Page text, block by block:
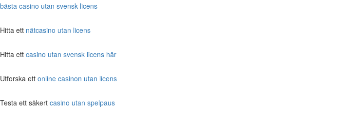
bästa casino utan svensk licens
Hitta ett nätcasino utan licens
Hitta ett casino utan svensk licens här
Utforska ett online casinon utan licens
Testa ett säkert casino utan spelpaus